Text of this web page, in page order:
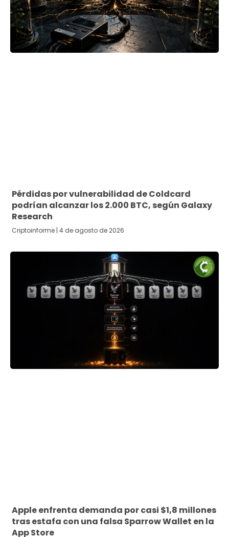
Pérdidas por vulnerabilidad de Coldcard
podrían alcanzar los 2.000 BTC, según Galaxy
Research
Criptoinforme 4 de agosto de 2026
Apple enfrenta demanda por casi $1,8 millones
tras estafa con una falsa Sparrow Wallet en la
App Store